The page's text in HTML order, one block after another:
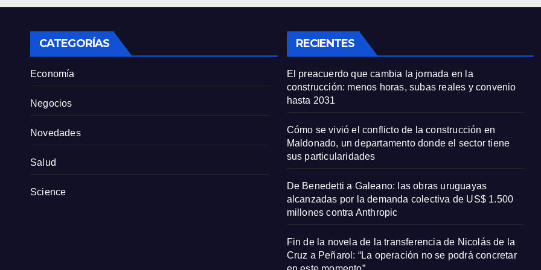
particularidades
CATEGORÍAS
Economía
Negocios
Novedades
Salud
Science
RECIENTES
El preacuerdo que cambia la jornada en la
construcción: menos horas, subas reales y convenio
hasta 2031
Cómo se vivió el conflicto de la construcción en
Maldonado, un departamento donde el sector tiene
sus particularidades
De Benedetti a Galeano: las obras uruguayas
alcanzadas por la demanda colectiva de US$ 1.500
millones contra Anthropic
Fin de la novela de la transferencia de Nicolás de la
Cruz a Peñarol: “La operación no se podrá concretar